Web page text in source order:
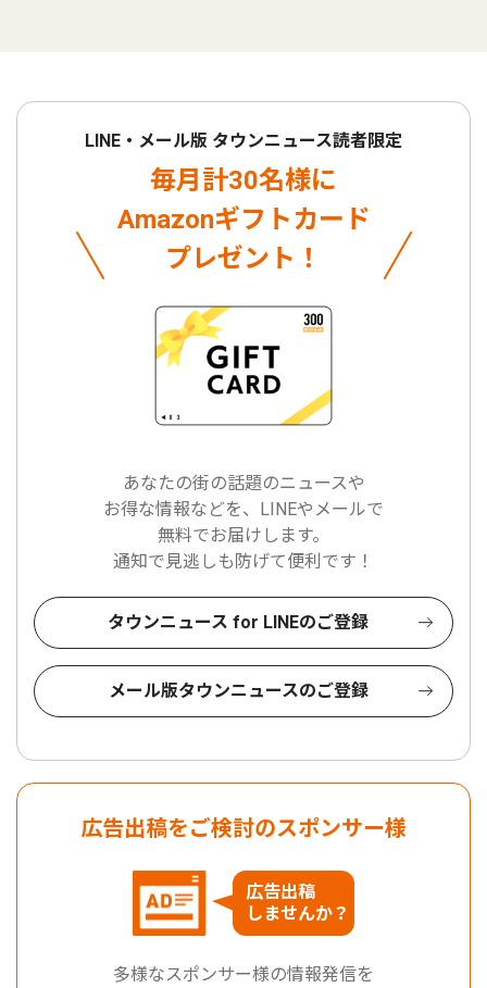
LINE・メール版 タウンニュース読者限定
毎月計30名様に
Amazonギフトカード
プレゼント！
あなたの街の話題のニュースや
お得な情報などを、LINEやメールで
無料でお届けします。
通知で見逃しも防げて便利です！
タウンニュース for LINEのご登録
メール版タウンニュースのご登録
広告出稿をご検討のスポンサー様
広告出稿
しませんか？
多様なスポンサー様の情報発信を